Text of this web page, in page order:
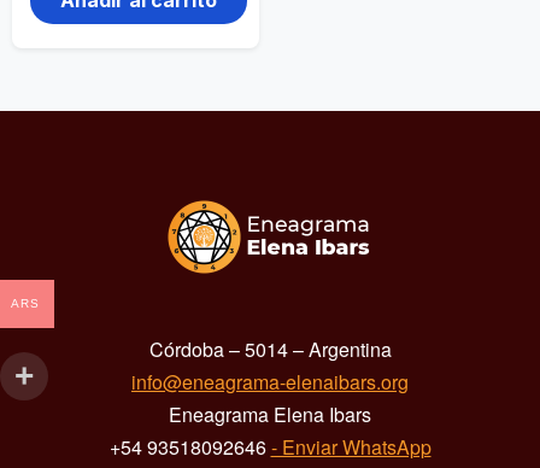
Córdoba – 5014 – Argentina
info@eneagrama-elenaibars.org
Eneagrama Elena Ibars
+54 93518092646- Enviar WhatsApp
ARS